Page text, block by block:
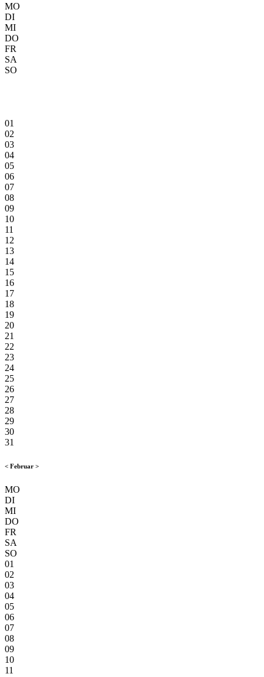
MO
DI
MI
DO
FR
SA
SO
01
02
03
04
05
06
07
08
09
10
11
12
13
14
15
16
17
18
19
20
21
22
23
24
25
26
27
28
29
30
31
< Februar >
MO
DI
MI
DO
FR
SA
SO
01
02
03
04
05
06
07
08
09
10
11